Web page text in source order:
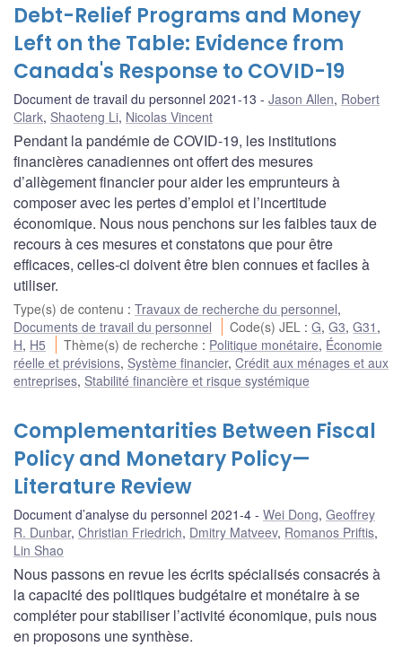
Debt-Relief Programs and Money
Left on the Table: Evidence from
Canada's Response to COVID-19
Document de travail du personnel 2021-13 Jason Allen, Robert
Clark, Shaoteng Li, Nicolas Vincent
Pendant la pandémie de COVID-19, les institutions
financières canadiennes ont offert des mesures
d’allègement financier pour aider les emprunteurs à
composer avec les pertes d’emploi et l’incertitude
économique. Nous nous penchons sur les faibles taux de
recours à ces mesures et constatons que pour être
efficaces, celles-ci doivent être bien connues et faciles à
utiliser.
Type(s) de contenu : Travaux de recherche du personnel,
Documents de travail du personnel
Code(s) JEL :G,G3,G31 ,
H, H5 Thème(s) de recherche : Politique monétaire, Économie
réelle et prévisions, Système financier, Crédit aux ménages et aux
entreprises, Stabilité financière et risque systémique
Complementarities Between Fiscal
Policy and Monetary Policy—
Literature Review
Document d’analyse du personnel 2021-4 Wei Dong, Geoffrey
R. Dunbar, Christian Friedrich, Dmitry Matveev, Romanos Priftis,
Lin Shao
Nous passons en revue les écrits spécialisés consacrés à
la capacité des politiques budgétaire et monétaire à se
compléter pour stabiliser l’activité économique, puis nous
en proposons une synthèse.